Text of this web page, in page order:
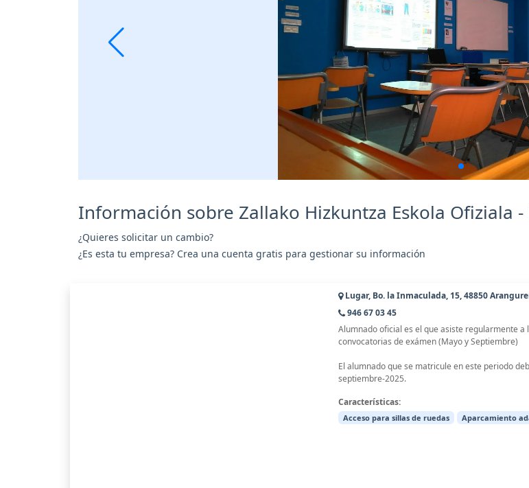
Información sobre Zallako Hizkuntza Eskola Ofiziala
¿Quieres solicitar un cambio?
¿Es esta tu empresa? Crea una cuenta gratis para gestionar su información
Lugar, Bo. la Inmaculada, 15, 48850
946 67 03 45
Alumnado oficial es el que asiste regularmente a
convocatorias de exámen (Mayo y Septiembre)
El alumnado que se matricule en este periodo
septiembre-2025.
Características:
Acceso para sillas de ruedas Aparcamiento